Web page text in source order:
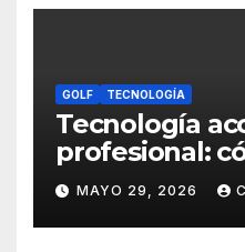
GOLF TECNOLOGÍA
Tecnología
profesional:
está
moderno
MAYO 29, 2026